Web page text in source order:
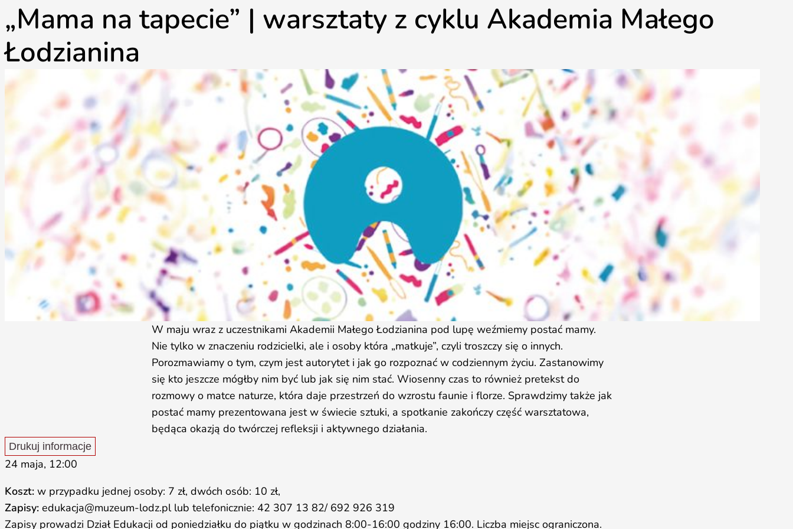
„Mama na tapecie” | warsztaty z cyklu Akademia Małego
Łodzianina
W maju wraz z uczestnikami Akademii Małego Łodzianina pod lupę weźmiemy postać mamy.
Nie tylko w znaczeniu rodzicielki, ale i osoby która „matkuje”, czyli troszczy się o innych.
Porozmawiamy o tym, czym jest autorytet i jak go rozpoznać w codziennym życiu. Zastanowimy
się kto jeszcze mógłby nim być lub jak się nim stać. Wiosenny czas to również pretekst do
rozmowy o matce naturze, która daje przestrzeń do wzrostu faunie i florze. Sprawdzimy także jak
postać mamy prezentowana jest w świecie sztuki, a spotkanie zakończy część warsztatowa,
będąca okazją do twórczej refleksji i aktywnego działania.
Drukuj informacje
24 maja, 12:00
Koszt: w przypadku jednej osoby:‌ ‌7‌ ‌zł,‌ ‌dwóch ‌osób:‌ ‌10‌ ‌zł,
Zapisy: edukacja@muzeum-lodz.pl lub‌ ‌telefonicznie:‌ ‌42‌ 307 ‌13 82/‌ ‌692‌ ‌926‌ ‌319
Zapisy prowadzi Dział Edukacji od poniedziałku do piątku w godzinach 8:00-16:00 godziny 16:00. Liczba miejsc ograniczona.